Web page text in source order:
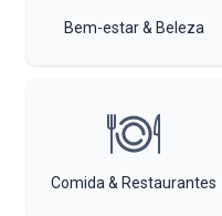
Bem-estar & Beleza
Comida & Restaurantes